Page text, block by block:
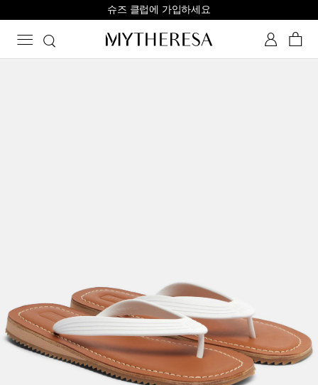
슈즈 클럽에 가입하세요